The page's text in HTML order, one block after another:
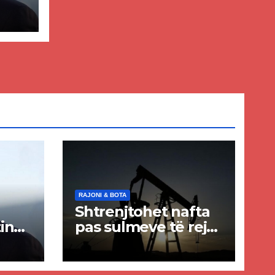
RAJONI & BOTA
Shtrenjtohet nafta
pas sulmeve të reja
SHBA–Iran